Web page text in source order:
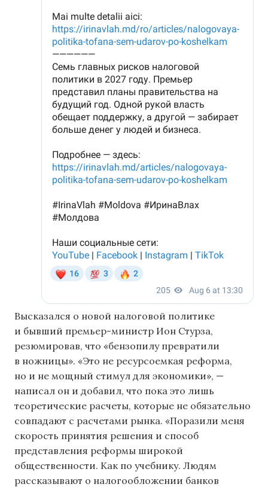
Высказался о новой налоговой политике
и бывший премьер-министр Ион Стурза,
резюмировав, что «бензопилу превратили
в ножницы». «Это не ресурсоемкая реформа,
но и не мощный стимул для экономики», —
написал он и добавил, что пока это лишь
теоретические расчеты, которые не обязательно
совпадают с расчетами рынка. «Поразили меня
скорость принятия решения и способ
представления реформы широкой
общественности. Как по учебнику. Людям
рассказывают о налогообложении банков